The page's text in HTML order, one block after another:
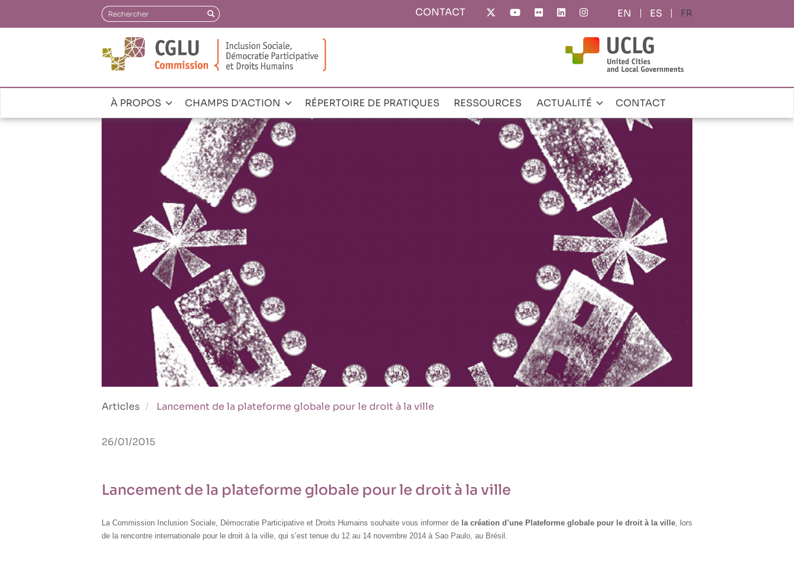
ES FR
Top
CONTACT
Rechercher Rechercher
Navegación
principal
À PROPOS CHAMPS D'ACTION RÉPERTOIRE DE PRATIQUES RESSOURCES ACTUALITÉ CONTACT
Articles Lancement de la plateforme globale pour le droit à la ville
26/01/2015
Lancement de la plateforme globale pour le droit à la ville
La Commission Inclusion Sociale, Démocratie Participative et Droits Humains souhaite vous informer de la création d’une Plateforme globale pour le droit à la ville, lors
de la rencontre internationale pour le droit à la ville, qui s’est tenue du 12 au 14 novembre 2014 à Sao Paulo, au Brésil.